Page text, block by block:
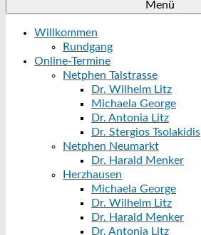
Menü
Willkommen
Rundgang
Online-Termine
Netphen Talstrasse
Dr. Wilhelm Litz
Michaela George
Dr. Antonia Litz
Dr. Stergios Tsolakidis
Netphen Neumarkt
Dr. Harald Menker
Herzhausen
Michaela George
Dr. Wilhelm Litz
Dr. Harald Menker
Dr. Antonia Litz